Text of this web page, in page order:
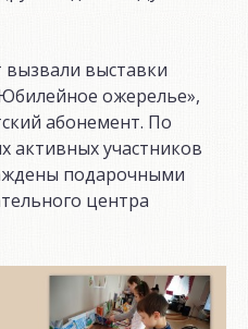
вызвали выставки
ожерелье»,
абонемент. По
активных участников
подарочными
центра